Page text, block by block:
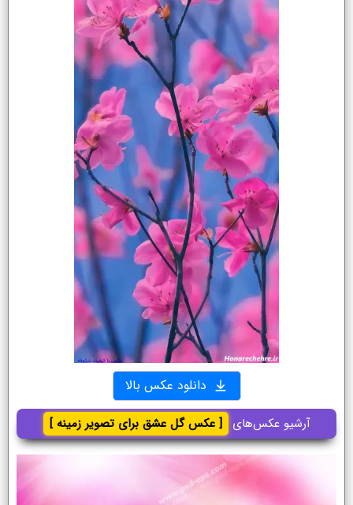
دانلود عکس بالا
آرشیو عکس‌های [ عکس گل عشق برای تصویر زمینه ]